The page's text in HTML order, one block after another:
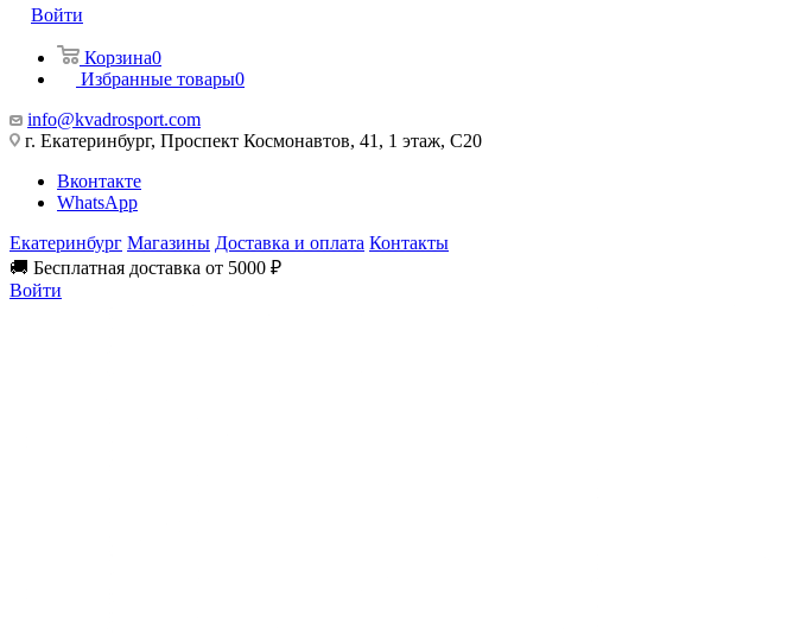
Войти
Корзина0
Избранные товары0
info@kvadrosport.com
г. Екатеринбург, Проспект Космонавтов, 41, 1 этаж, С20
Вконтакте
WhatsApp
Екатеринбург Магазины Доставка и оплата Контакты
🚚 Бесплатная доставка от 5000 ₽
Войти